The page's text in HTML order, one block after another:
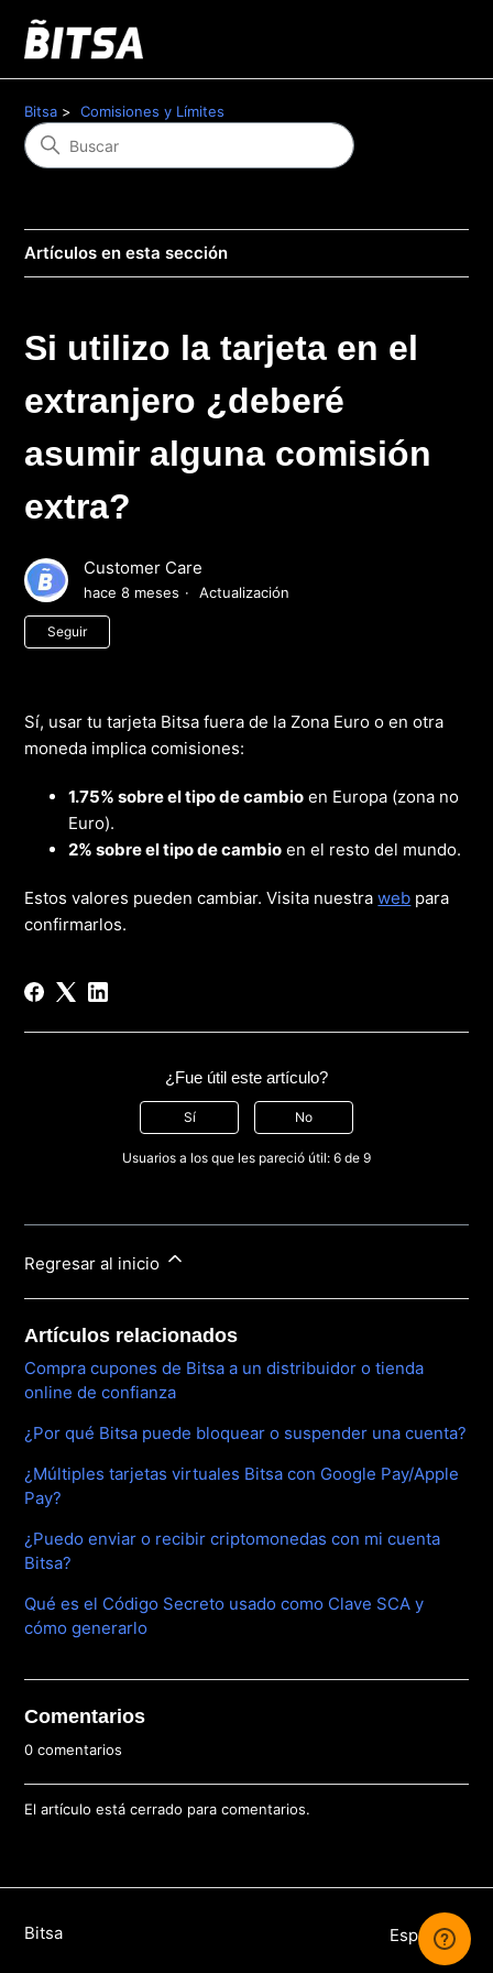
Bitsa Comisiones y Límites
Artículos en esta sección
Si utilizo la tarjeta en el
extranjero ¿deberé
asumir alguna comisión
extra?
Customer Care
hace 8 meses Actualización
Seguir
Sí, usar tu tarjeta Bitsa fuera de la Zona Euro o en otra
moneda implica comisiones:
1.75% sobre el tipo de cambio en Europa (zona no
Euro).
2% sobre el tipo de cambio en el resto del mundo.
Estos valores pueden cambiar. Visita nuestraweb para
confirmarlos.
¿Fue útil este artículo?
Sí No
Usuarios a los que les pareció útil: 6 de 9
Regresar al inicio
Artículos relacionados
Compra cupones de Bitsa a un distribuidor o tienda
online de confianza
¿Por qué Bitsa puede bloquear o suspender una cuenta?
¿Múltiples tarjetas virtuales Bitsa con Google Pay/Apple
Pay?
¿Puedo enviar o recibir criptomonedas con mi cuenta
Bitsa?
Qué es el Código Secreto usado como Clave SCA y
cómo generarlo
Comentarios
0 comentarios
El artículo está cerrado para comentarios.
Bitsa Español